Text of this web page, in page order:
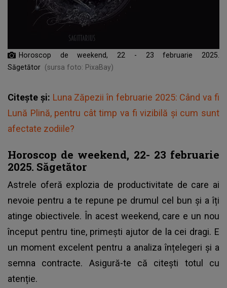
Horoscop de weekend, 22 - 23 februarie 2025.
Săgetător (sursa foto: PixaBay)
Citește și: Luna Zăpezii în februarie 2025: Când va fi
Lună Plină, pentru cât timp va fi vizibilă și cum sunt
afectate zodiile?
Horoscop de weekend, 22- 23 februarie
2025. Săgetător
Astrele oferă explozia de productivitate de care ai
nevoie pentru a te repune pe drumul cel bun și a îți
atinge obiectivele. În acest weekend, care e un nou
început pentru tine, primești ajutor de la cei dragi. E
un moment excelent pentru a analiza înțelegeri și a
semna contracte. Asigură-te că citești totul cu
atenție.